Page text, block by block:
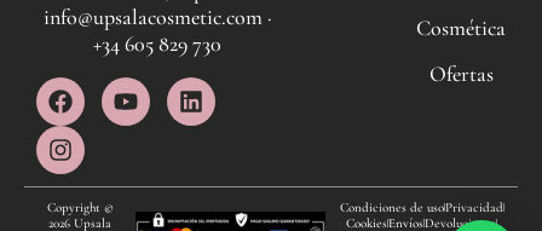
info@upsalacosmetic.com ·
+34 605 829 730
F
a
c
e
b
o
Y
o
u
b
L
i
e
d
I
n
s
t
a
g
Cosmética
Ofertas
Copyright ©
2026 Upsala
Condiciones de usoPrivacidad
CookiesEnvíosDevoluciones